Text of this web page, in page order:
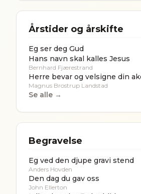
Årstider og årskifte
Eg ser deg Gud
Hans navn skal kalles Jesus
Bernhard Fjærestrand
Herre bevar og velsigne din
Magnus Brostrup Landstad
Se alle →
Begravelse
Eg ved den djupe gravi stend
Anders Hovden
Den dag du gav oss
John Ellerton